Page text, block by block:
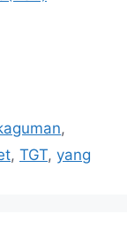
,
, TGT, yang